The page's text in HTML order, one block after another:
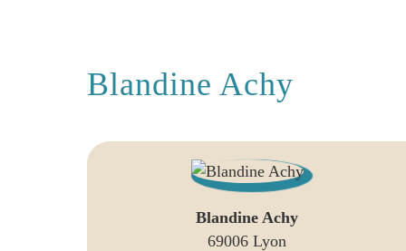
Blandine Achy
Blandine Achy
69006 Lyon